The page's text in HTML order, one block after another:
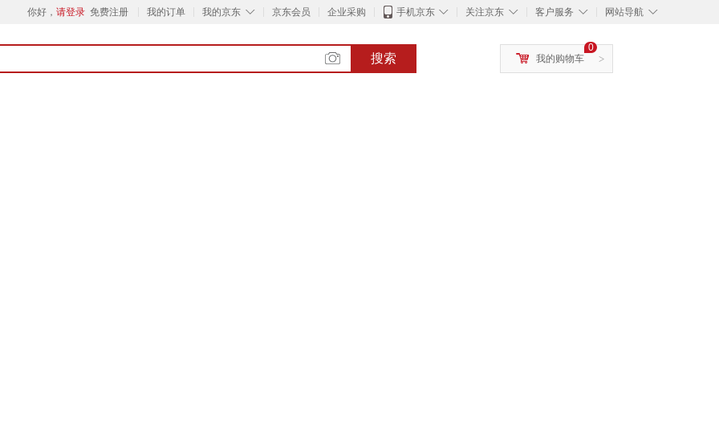
你好， 请登录 免费注册 我的订单 ◇
我的京东 京东会员 企业采购 ◇
手机京东 ◇
关注京东 ◇
客户服务 ◇
网站导航
搜索 >
0
我的购物车